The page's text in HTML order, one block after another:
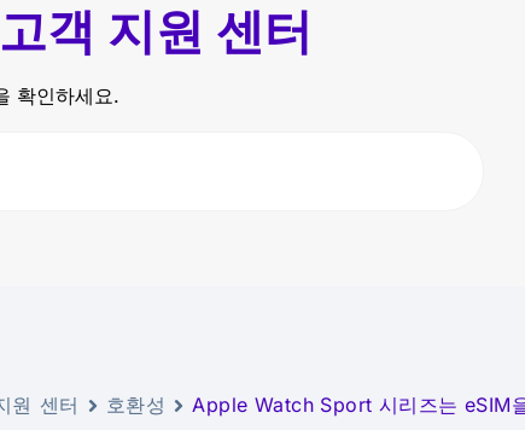
객 지원 센터
확인하세요.
원 센터 호환성 Apple Watch Sport 시리즈는 eSIM